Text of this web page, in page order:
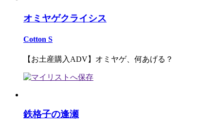
オミヤゲクライシス
Cotton S
【お土産購入ADV】オミヤゲ、何あげる？
鉄格子の逢瀬